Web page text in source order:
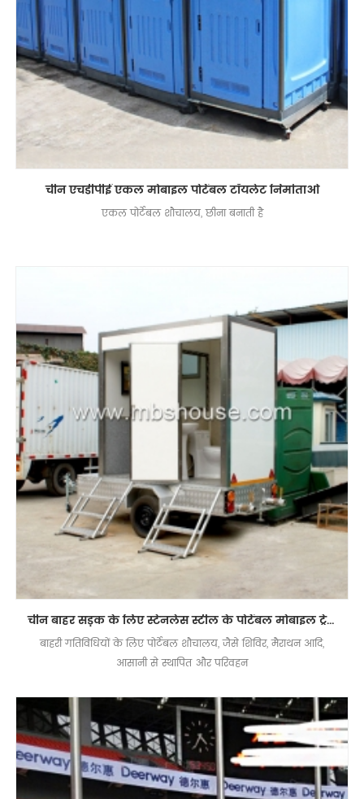
चीन एचडीपीई एकल मोबाइल पोर्टेबल टॉयलेट निर्माताओं
एकल पोर्टेबल शौचालय, छीना बनाती है
चीन बाहर सड़क के लिए स्टेनलेस स्टील के पोर्टेबल मोबाइल ट्रेलर शौचालय की आपूर्ति करता है
बाहरी गतिविधियों के लिए पोर्टेबल शौचालय, जैसे शिविर, मैराथन आदि,
आसानी से स्थापित और परिवहन